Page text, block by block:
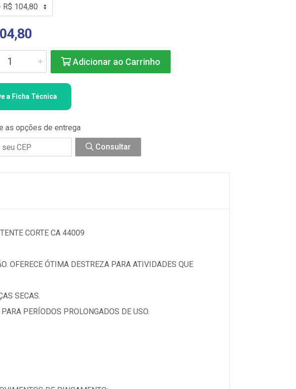
Adicionar ao Carrinho
a Ficha Técnica
as opções de entrega
Consultar
CORTE CA 44009
OFERECE ÓTIMA DESTREZA PARA ATIVIDADES QUE
SECAS.
PERÍODOS PROLONGADOS DE USO.